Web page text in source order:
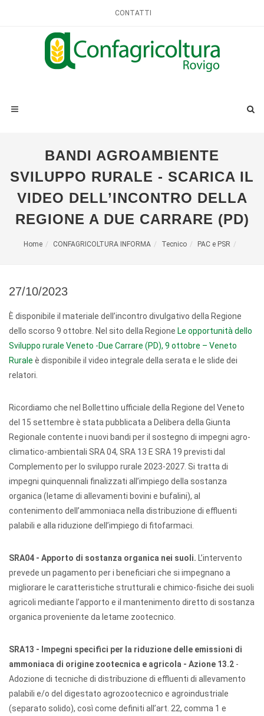
CONTATTI
BANDI AGROAMBIENTE
SVILUPPO RURALE - SCARICA IL
VIDEO DELL’INCONTRO DELLA
REGIONE A DUE CARRARE (PD)
Home CONFAGRICOLTURA INFORMA Tecnico PAC e PSR
27/10/2023
È disponibile il materiale dell’incontro divulgativo della Regione
dello scorso 9 ottobre. Nel sito della Regione Le opportunità dello
Sviluppo rurale Veneto -Due Carrare (PD), 9 ottobre – Veneto
Rurale è disponibile il video integrale della serata e le slide dei
relatori.
Ricordiamo che nel Bollettino ufficiale della Regione del Veneto
del 15 settembre è stata pubblicata a Delibera della Giunta
Regionale contente i nuovi bandi per il sostegno di impegni agro-
climatico-ambientali SRA 04, SRA 13 E SRA 19 previsti dal
Complemento per lo sviluppo rurale 2023-2027. Si tratta di
impegni quinquennali finalizzati all’impiego della sostanza
organica (letame di allevamenti bovini e bufalini), al
contenimento dell’ammoniaca nella distribuzione di effluenti
palabili e alla riduzione dell’impiego di fitofarmaci.
SRA04 - Apporto di sostanza organica nei suoli. L’intervento
prevede un pagamento per i beneficiari che si impegnano a
migliorare le caratteristiche strutturali e chimico-fisiche dei suoli
agricoli mediante l’apporto e il mantenimento diretto di sostanza
organica proveniente da letame zootecnico.
SRA13 - Impegni specifici per la riduzione delle emissioni di
ammoniaca di origine zootecnica e agricola - Azione 13.2 -
Adozione di tecniche di distribuzione di effluenti di allevamento
palabili e/o del digestato agrozootecnico e agroindustriale
(separato solido), così come definiti all’art. 22, comma 1 e